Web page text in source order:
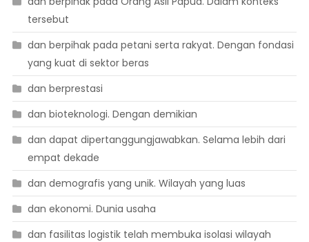
tersebut
dan berpihak pada petani serta rakyat. Dengan fondasi
yang kuat di sektor beras
dan berprestasi
dan bioteknologi. Dengan demikian
dan dapat dipertanggungjawabkan. Selama lebih dari
empat dekade
dan demografis yang unik. Wilayah yang luas
dan ekonomi. Dunia usaha
dan fasilitas logistik telah membuka isolasi wilayah